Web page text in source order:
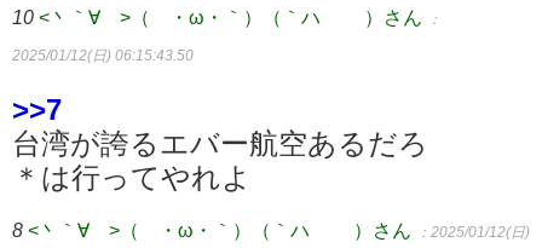
10 <丶｀∀´>（´・ω・｀）（｀ハ´ ）さん ：
2025/01/12(日) 06:15:43.50
>>7
台湾が誇るエバー航空あるだろ
＊は行ってやれよ
8 <丶｀∀´>（´・ω・｀）（｀ハ´ ）さん ：2025/01/12(日)